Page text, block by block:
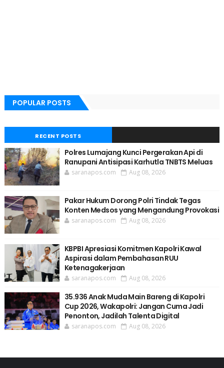
POPULAR POSTS
RECENT POSTS
Polres Lumajang Kunci Pergerakan Api di
Ranupani Antisipasi Karhutla TNBTS Meluas
saranapos.com Aug 08, 2026
Pakar Hukum Dorong Polri Tindak Tegas
Konten Medsos yang Mengandung Provokasi
saranapos.com Aug 08, 2026
KBPBI Apresiasi Komitmen Kapolri Kawal
Aspirasi dalam Pembahasan RUU
Ketenagakerjaan
saranapos.com Aug 08, 2026
35.936 Anak Muda Main Bareng di Kapolri
Cup 2026, Wakapolri: Jangan Cuma Jadi
Penonton, Jadilah Talenta Digital
saranapos.com Aug 08, 2026